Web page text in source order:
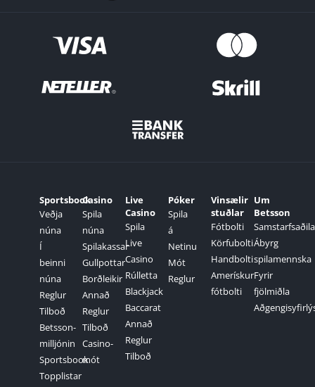
Sportsbook
Veðja
núna
Í
beinni
núna
Reglur
Tilboð
Betsson-
milljónin
Sportsbook
Topplistar
Casino
Spila
núna
Spilakassar
Gullpottar
Borðleikir
Annað
Reglur
Tilboð
Casino-
mót
Live
Casino
Spila
Live
Casino
Rúlletta
Blackjack
Baccarat
Annað
Reglur
Tilboð
Póker
Spila
á
Netinu
Mót
Reglur
Vinsælir
stuðlar
Fótbolti
Körfubolti
Handbolti
Amerískur
fótbolti
Um
Betsson
Ábyrg
spilamennska
Fyrir
fjölmiðla